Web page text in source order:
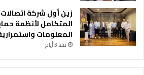
زين أول شركة اتصالات
المتكامل لأنظمة
المعلومات
منذ 3 أيام